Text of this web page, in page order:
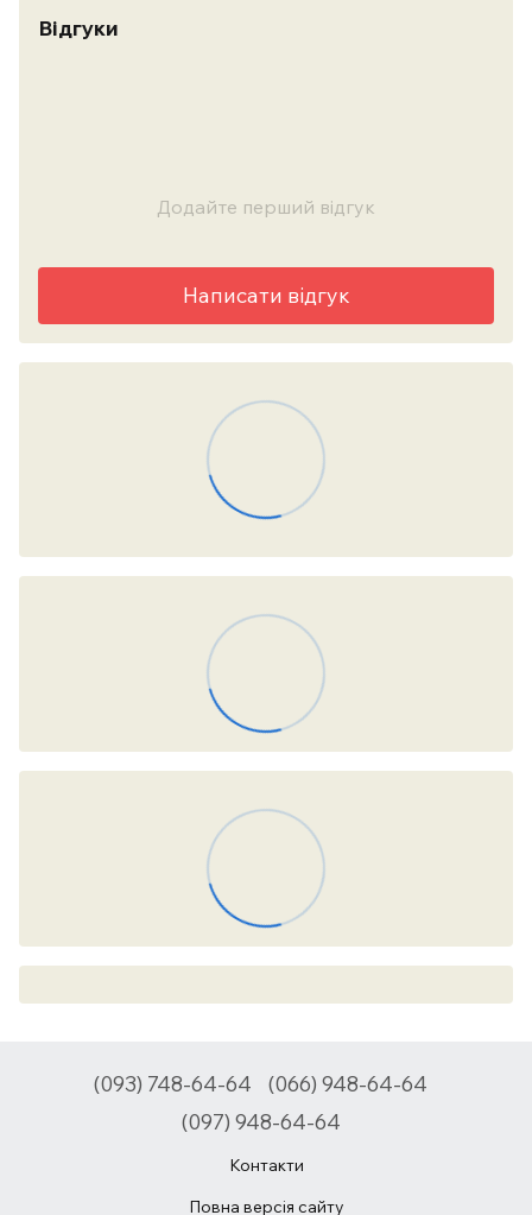
Відгуки
Додайте перший відгук
Написати відгук
(093) 748-64-64
(066) 948-64-64
(097) 948-64-64
Контакти
Повна версія сайту